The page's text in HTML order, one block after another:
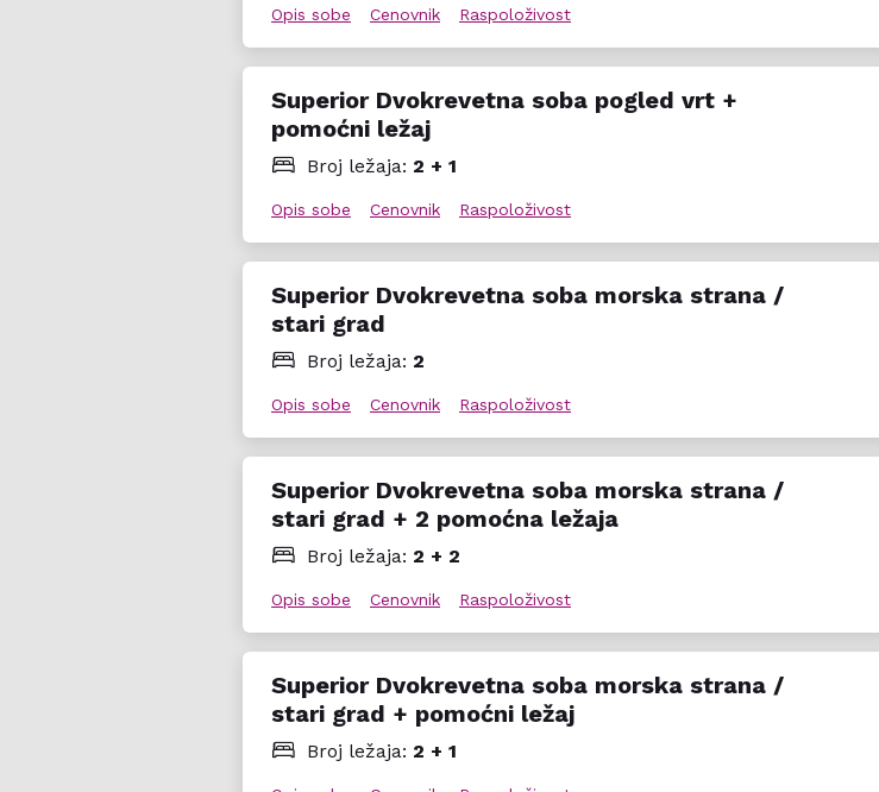
Opis sobe Cenovnik Raspoloživost
Superior Dvokrevetna soba pogled vrt +
pomoćni ležaj
Broj ležaja: 2 + 1
Opis sobe Cenovnik Raspoloživost
Superior Dvokrevetna soba morska strana /
stari grad
Broj ležaja: 2
Opis sobe Cenovnik Raspoloživost
Superior Dvokrevetna soba morska strana /
stari grad + 2 pomoćna ležaja
Broj ležaja: 2 + 2
Opis sobe Cenovnik Raspoloživost
Superior Dvokrevetna soba morska strana /
stari grad + pomoćni ležaj
Broj ležaja: 2 + 1